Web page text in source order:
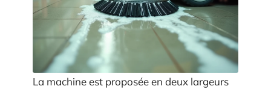
La machine est proposée en deux largeurs